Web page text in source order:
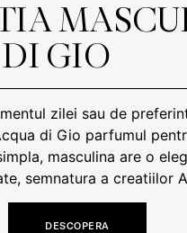
GIO
zilei sau de
di Gio parfumul
masculina are o
semnatura a creatiilor
DESCOPERA